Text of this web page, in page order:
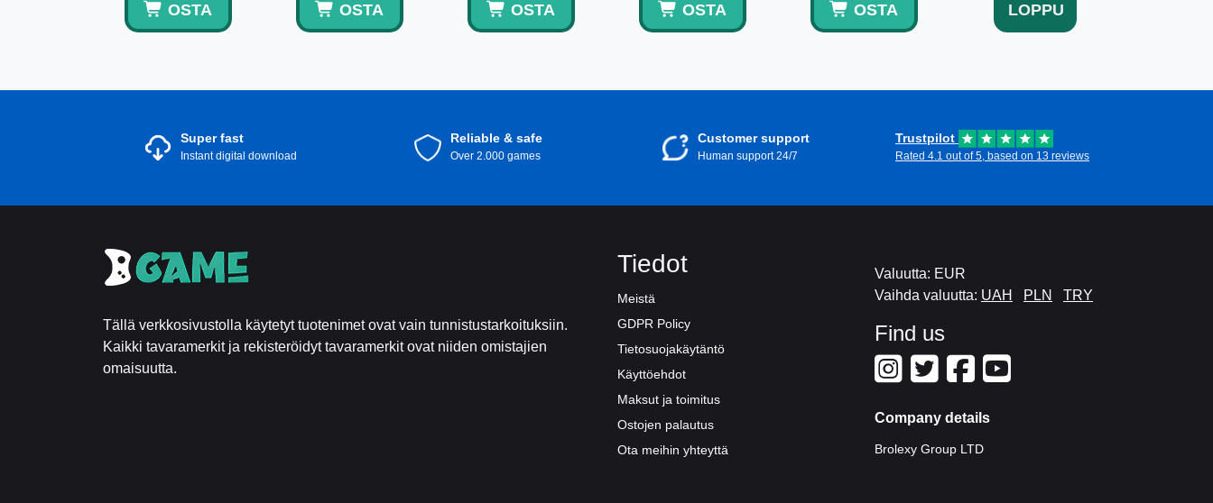
OSTA OSTA OSTA OSTA OSTA LOPPU
Super fast
Instant digital download
Reliable & safe
Over 2.000 games
Customer support
Human support 24/7
Trustpilot
Rated 4.1 out of 5, based on 13 reviews
Tällä verkkosivustolla käytetyt tuotenimet ovat vain tunnistustarkoituksiin.
Kaikki tavaramerkit ja rekisteröidyt tavaramerkit ovat niiden omistajien
omaisuutta.
Tiedot
Meistä
GDPR Policy
Tietosuojakäytäntö
Käyttöehdot
Maksut ja toimitus
Ostojen palautus
Ota meihin yhteyttä
Valuutta: EUR
Vaihda valuutta: UAH PLN TRY
Find us
Company details
Brolexy Group LTD